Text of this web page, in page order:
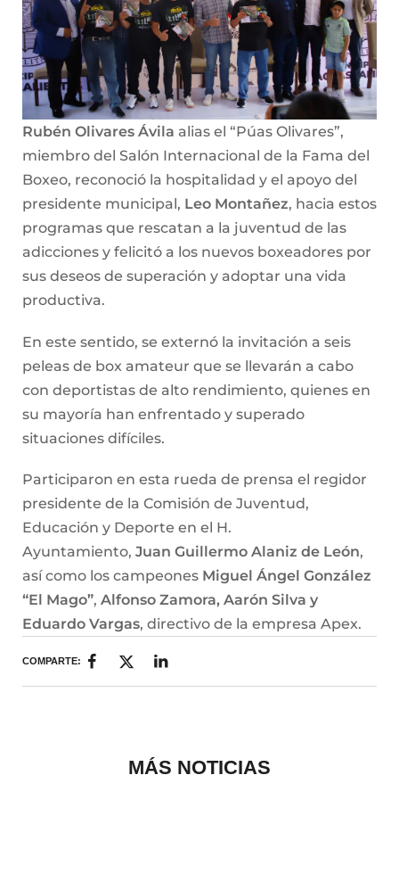
Rubén Olivares Ávila alias el “Púas Olivares”,
miembro del Salón Internacional de la Fama del
Boxeo, reconoció la hospitalidad y el apoyo del
presidente municipal, Leo Montañez, hacia estos
programas que rescatan a la juventud de las
adicciones y felicitó a los nuevos boxeadores por
sus deseos de superación y adoptar una vida
productiva.
En este sentido, se externó la invitación a seis
peleas de box amateur que se llevarán a cabo
con deportistas de alto rendimiento, quienes en
su mayoría han enfrentado y superado
situaciones difíciles.
Participaron en esta rueda de prensa el regidor
presidente de la Comisión de Juventud,
Educación y Deporte en el H.
Ayuntamiento, Juan Guillermo Alaniz de León,
así como los campeones Miguel Ángel González
“El Mago”, Alfonso Zamora, Aarón Silva y
Eduardo Vargas, directivo de la empresa Apex.
COMPARTE:
MÁS NOTICIAS